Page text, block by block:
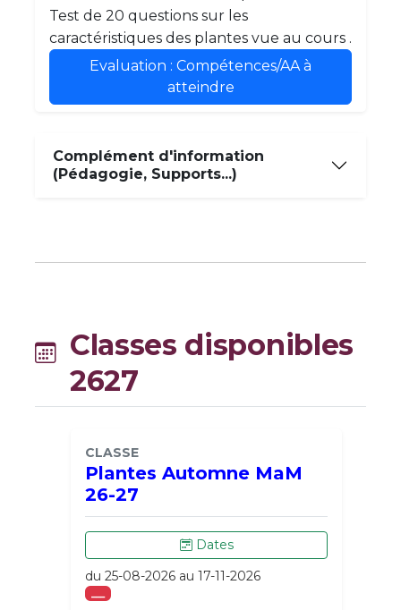
Test de 20 questions sur les
caractéristiques des plantes vue au cours .
Evaluation : Compétences/AA à
atteindre
Complément d'information
(Pédagogie, Supports...)
Classes disponibles
2627
CLASSE
Plantes Automne MaM
26-27
Dates
du 25-08-2026 au 17-11-2026
___